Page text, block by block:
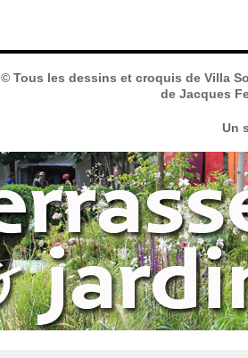
© Tous les dessins et croquis de Villa
de Jacques
Un